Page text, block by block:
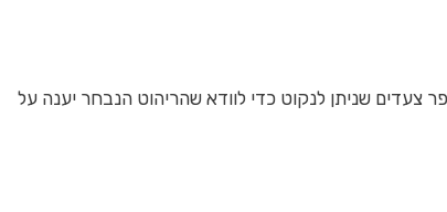
שניתן לנקוט כדי לוודא שהריהוט הנבחר יענה על